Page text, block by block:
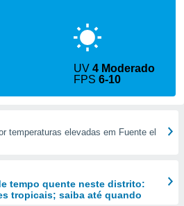
UV4 Moderado
FPS6-10
temperaturas elevadas em Fuente el
tempo quente neste distrito:
tropicais; saiba até quando